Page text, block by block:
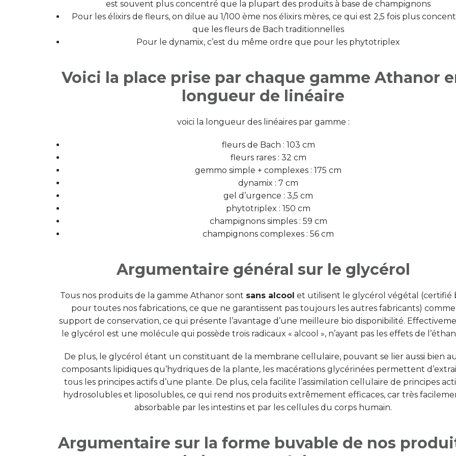
est souvent plus concentré que la plupart des produits à base de champignons
Pour les élixirs de fleurs, on dilue au 1/100 ème nos élixirs mères, ce qui est 2,5 fois plus
que les fleurs de Bach traditionnelles
Pour le dynamix, c’est du même ordre que pour les phytotriplex
Voici la place prise par chaque gamme Athanor
longueur de linéaire
voici la longueur des linéaires par gamme :
fleurs de Bach : 103 cm
fleurs rares : 32 cm
gemmo simple + complexes : 175 cm
dynamix : 7 cm
gel d’urgence : 3,5 cm
phytotriplex : 150 cm
champignons simples : 59 cm
champignons complexes : 56 cm
Argumentaire général sur le glycérol
Tous nos produits de la gamme Athanor sont sans alcool et utilisent le glycérol végétal (certifié
pour toutes nos fabrications, ce que ne garantissent pas toujours les autres fabricants) comme
support de conservation, ce qui présente l’avantage d’une meilleure bio disponibilité.
le glycérol est une molécule qui possède trois radicaux « alcool », n’ayant pas les effets de
De plus, le glycérol étant un constituant de la membrane cellulaire, pouvant se lier aussi bien
composants lipidiques qu’hydriques de la plante, les macérations glycérinées permettent
tous les principes actifs d’une plante. De plus, cela facilite l’assimilation cellulaire de principes
hydrosolubles et liposolubles, ce qui rend nos produits extrêmement efficaces, car très
absorbable par les intestins et par les cellules du corps humain.
Argumentaire sur la forme buvable de nos